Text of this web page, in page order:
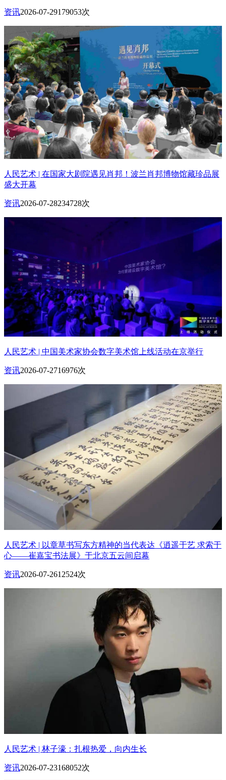
资讯2026-07-29179053次
人民艺术 | 在国家大剧院遇见肖邦！波兰肖邦博物馆藏珍品展
盛大开幕
资讯2026-07-28234728次
人民艺术 | 中国美术家协会数字美术馆上线活动在京举行
资讯2026-07-2716976次
人民艺术 | 以章草书写东方精神的当代表达《逍遥于艺 求索于
心——崔嘉宝书法展》于北京五云间启幕
资讯2026-07-2612524次
人民艺术 | 林子濠：扎根热爱，向内生长
资讯2026-07-23168052次